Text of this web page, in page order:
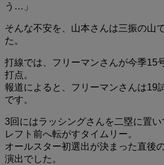
う…」
そんな不安を、山本さんは三振の山
た。
打線では、フリーマンさんが今季15
打点。
報道によると、フリーマンさんは19
です。
3回にはラッシングさんを二塁に置
レフト前へ転がすタイムリー。
オールスター初選出が決まった直後
演出でした。